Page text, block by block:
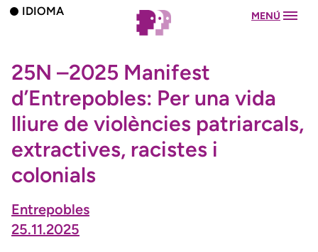
IDIOMA MENÚ
25N –2025 Manifest
d’Entrepobles: Per una vida
lliure de violències patriarcals,
extractives, racistes i
colonials
Entrepobles
25.11.2025